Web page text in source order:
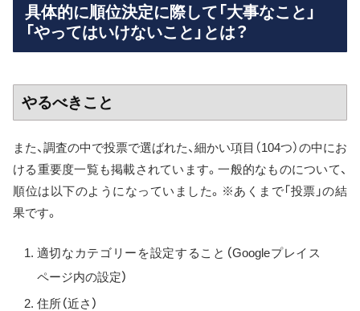
具体的に順位決定に際して「大事なこと」
「やってはいけないこと」とは？
やるべきこと
また、調査の中で投票で選ばれた、細かい項目（104つ）の中にお
ける重要度一覧も掲載されています。一般的なものについて、
順位は以下のようになっていました。※あくまで「投票」の結
果です。
適切なカテゴリーを設定すること（Googleプレイス
ページ内の設定）
住所（近さ）